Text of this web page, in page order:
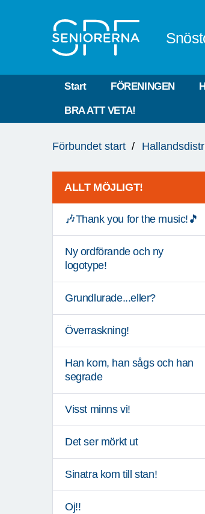
Start FÖRENINGEN
BRA ATT VETA!
är
Förbundet start
ALLT MÖJLIGT!
🎶Thank you for the music!🎵
Ny ordförande och ny
logotype!
Grundlurade...eller?
Överraskning!
Han kom, han sågs och han
segrade
Visst minns vi!
Det ser mörkt ut
Sinatra kom till stan!
Oj!!